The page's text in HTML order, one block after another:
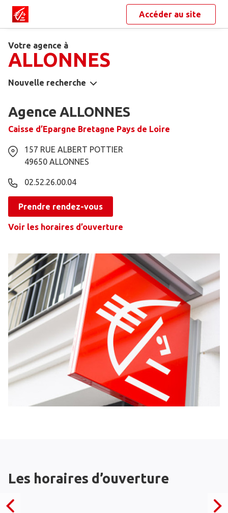
Accéder au site
Votre agence à
ALLONNES
Nouvelle recherche
Agence ALLONNES
Caisse d’Epargne Bretagne Pays de Loire
157 RUE ALBERT POTTIER
49650 ALLONNES
02.52.26.00.04
Prendre rendez-vous
Voir les horaires d’ouverture
Les horaires d’ouverture